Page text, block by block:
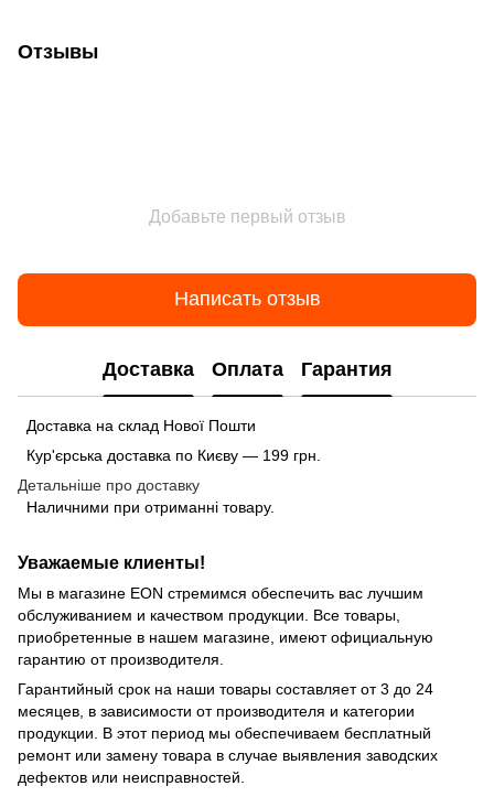
Отзывы
Добавьте первый отзыв
Написать отзыв
Доставка Оплата Гарантия
Доставка на склад Нової Пошти
Кур'єрська доставка по Києву — 199 грн.
Детальніше про доставку
Наличними при отриманні товару.
Уважаемые клиенты!
Мы в магазине EON стремимся обеспечить вас лучшим
обслуживанием и качеством продукции. Все товары,
приобретенные в нашем магазине, имеют официальную
гарантию от производителя.
Гарантийный срок на наши товары составляет от 3 до 24
месяцев, в зависимости от производителя и категории
продукции. В этот период мы обеспечиваем бесплатный
ремонт или замену товара в случае выявления заводских
дефектов или неисправностей.